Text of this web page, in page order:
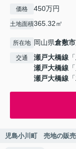
価格 450万円
土地面積365.32㎡
所在地 岡山県倉敷市
交通 瀬戸大橋線 「
瀬戸大橋線 「
瀬戸大橋線 「
児島小川町 売地の販